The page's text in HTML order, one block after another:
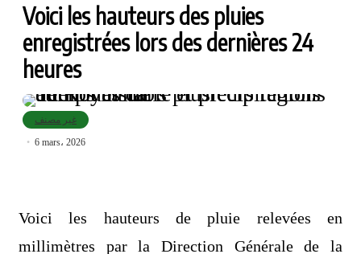
Voici les hauteurs des pluies
enregistrées lors des dernières 24
heures
غير مصنف
6 mars، 2026
Voici les hauteurs de pluie relevées en
millimètres par la Direction Générale de la